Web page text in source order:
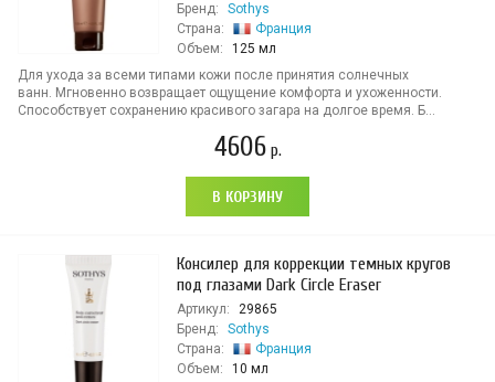
Бренд:
Sothys
Страна:
Франция
Объем:
125 мл
Для ухода за всеми типами кожи после принятия солнечных
ванн. Мгновенно возвращает ощущение комфорта и ухоженности.
Способствует сохранению красивого загара на долгое время. Б...
4606р.
В КОРЗИНУ
Консилер для коррекции темных кругов
под глазами Dark Circle Eraser
Артикул:
29865
Бренд:
Sothys
Страна:
Франция
Объем:
10 мл